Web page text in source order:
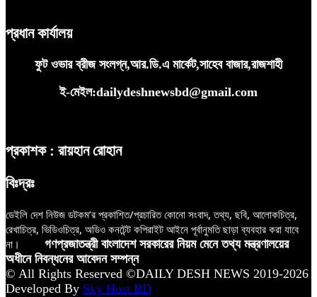
প্রধান কার্যালয়
ফুট ওভার ব্রীজ সংলগ্ন,আর.ডি.এ মার্কেট,সাহেব বাজার,রাজশাহী
ই-মেইল:dailydeshnewsbd@gmail.com
প্রকাশক : রায়হান রোহান
বিঃদ্রঃ
ডেইলি দেশ নিউজ ডটকম’র প্রকাশিত/প্রচারিত কোনো সংবাদ, তথ্য, ছবি, আলোকচিত্র,
রেখাচিত্র, ভিডিওচিত্র, অডিও কনটেন্ট কপিরাইট আইনে পূর্বানুমতি ছাড়া ব্যবহার করা যাবে
না।
গণপ্রজাতন্ত্রী বাংলাদেশ সরকারের নিয়ম মেনে তথ্য মন্ত্রণালয়ের
অধীনে নিবন্ধনের আবেদন সম্পন্ন
© All Rights Reserved ©DAILY DESH NEWS 2019-2026
Developed By Sky Host BD